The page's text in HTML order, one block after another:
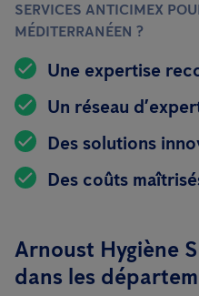
SERVICES ANTICIMEX
MÉDITERRANÉEN ?
Une expertise
Un réseau
Des solutions
Des coûts
Arnoust Hygiène
dans les